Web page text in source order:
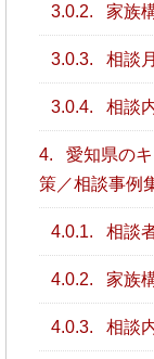
3.0.2. 家族
3.0.3. 相談
3.0.4. 相談
4.
愛知県の
策／相談事例
4.0.1. 相談
4.0.2. 家族
4.0.3. 相談